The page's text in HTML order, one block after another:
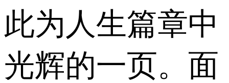
此为人生篇章中
光辉的一页。面